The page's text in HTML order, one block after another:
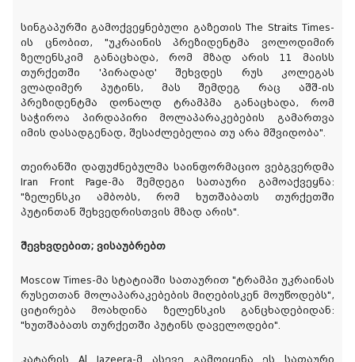
სინგაპურში გამოქვეყნებული გაზეთის The Straits Times-
ის ცნობით, "უკრაინის პრეზიდენტმა ვოლოდიმირ
ზელენსკიმ განაცხადა, რომ მზად არის 11 მაისს
თურქეთში 'პირადად' შეხვდეს რუს კოლეგას
ვლადიმერ პუტინს, მას შემდეგ რაც აშშ-ის
პრეზიდენტმა დონალდ ტრამპმა განაცხადა, რომ
საჭიროა პირდაპირი მოლაპარაკებების გამართვა
იმის დასადგენად, შესაძლებელია თუ არა მშვიდობა".
თეირანში დაფუძნებულმა საინფორმაციო ვებგვერდმა
Iran Front Page-მა შემდეგი სათაური გამოაქვეყნა:
"ზელენსკი ამბობს, რომ ხუთშაბათს თურქეთში
პუტინთან შეხვედრისთვის მზად არის".
შევხვდებით; ვისაუბრებთ
Moscow Times-მა სტატიაში სათაურით "ტრამპი უკრაინას
რუსეთთან მოლაპარაკებების მიღებისკენ მოუწოდებს",
ციტირება მოახდინა ზელენსკის განცხადებიდან:
"ხუთშაბათს თურქეთში პუტინს დაველოდები".
კატარის Al Jazeera-მ ასევე გამოიყენა ეს სათაური